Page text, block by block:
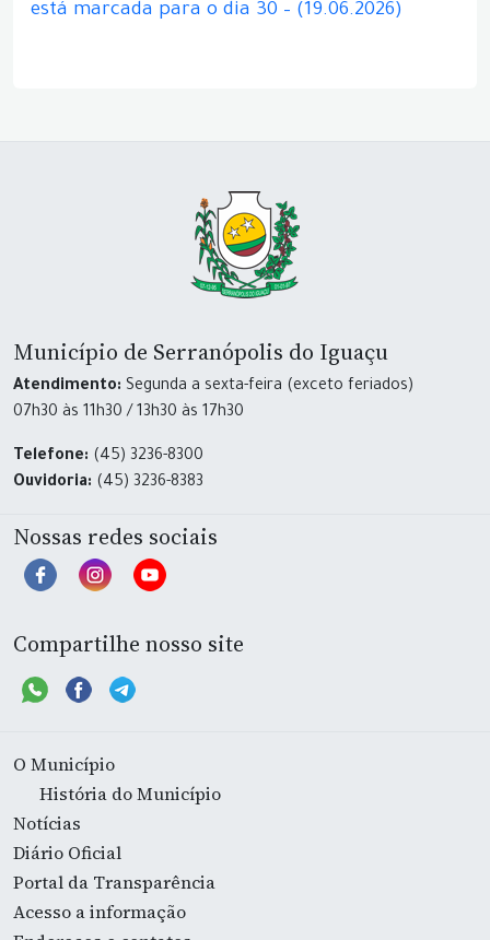
está marcada para o dia 30 – (19.06.2026)
Município de Serranópolis do Iguaçu
Atendimento: Segunda a sexta-feira (exceto feriados)
07h30 às 11h30 / 13h30 às 17h30
Telefone: (45) 3236-8300
Ouvidoria: (45) 3236-8383
Nossas redes sociais
Compartilhe nosso site
O Município
História do Município
Notícias
Diário Oficial
Portal da Transparência
Acesso a informação